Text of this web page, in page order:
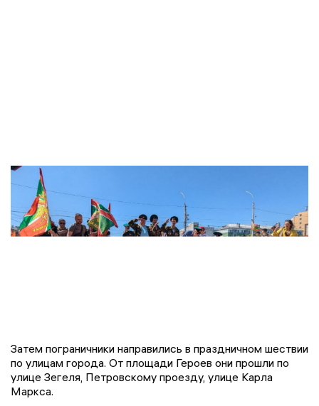
Затем пограничники направились в праздничном шествии
по улицам города. От площади Героев они прошли по
улице Зегеля, Петровскому проезду, улице Карла
Маркса.